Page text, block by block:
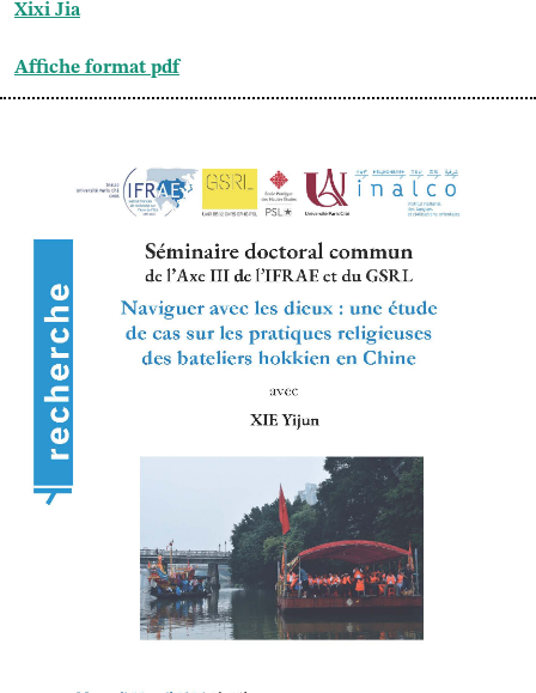
Xixi Jia
Affiche format pdf